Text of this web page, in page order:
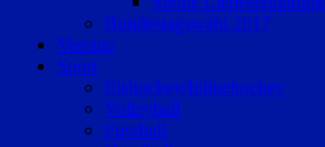
Bundestagswahl 2017
Vereine
Sport
Eishockey/Inlinehockey
Volleyball
Fussball